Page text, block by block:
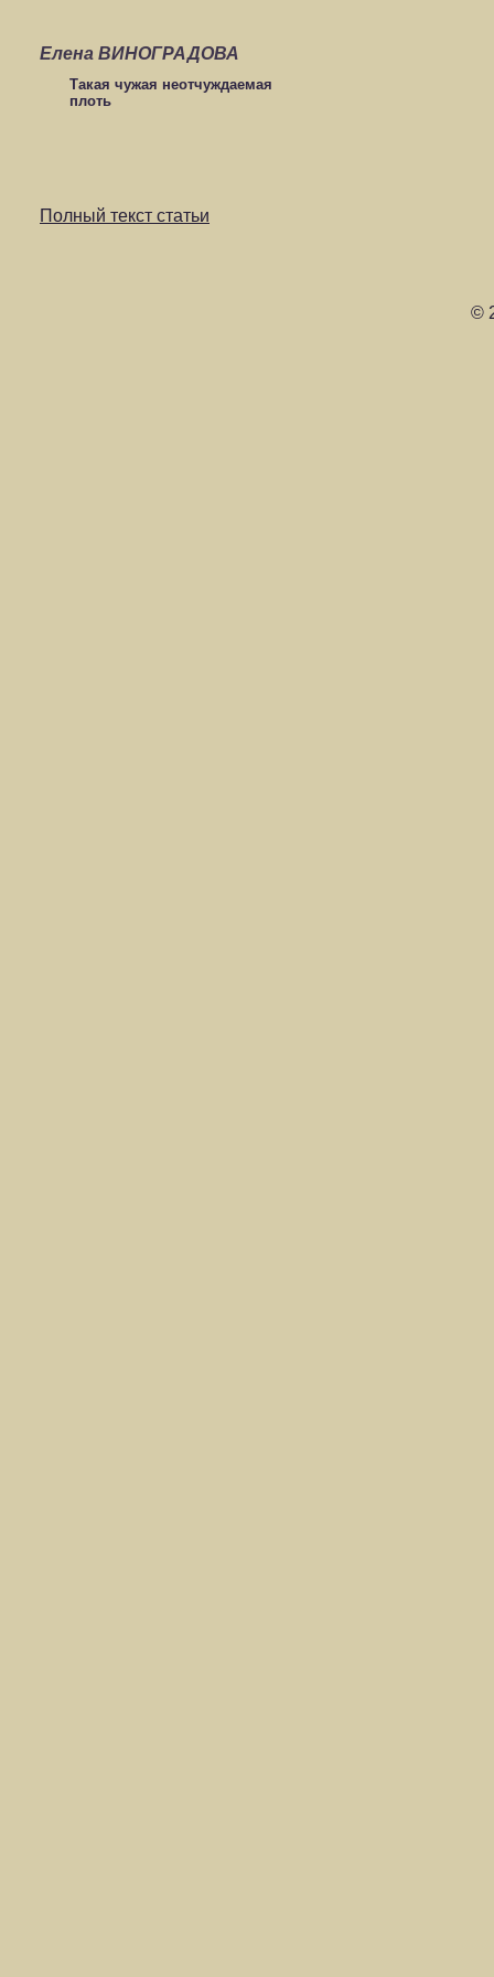
Елена ВИНОГРАДОВА
Такая чужая неотчуждаемая
плоть
Полный текст статьи
©